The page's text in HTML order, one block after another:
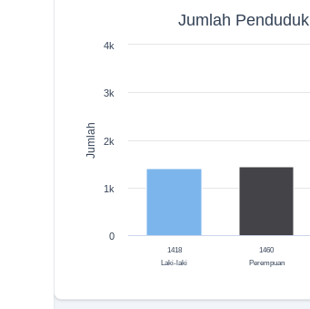
Jumlah Penduduk
Jumlah
Jumlah Penduduk
1418
Laki-laki
1460
Perempuan
0
1k
2k
3k
4k